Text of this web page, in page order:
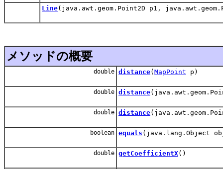
Line(java.awt.geom.Point2D p1,
メソッドの概要
double distance( MapPoint p)
double distance
double distance
boolean equals (java.lang.Object
double getCoefficientX()